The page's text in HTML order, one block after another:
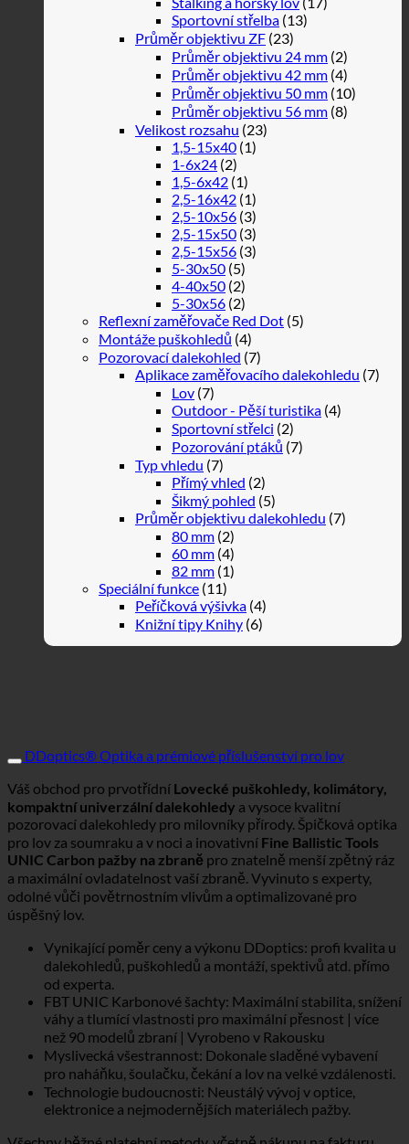
Sportovní střelba (13)
Průměr objektivu ZF (23)
Průměr objektivu 24 mm (2)
Průměr objektivu 42 mm (4)
Průměr objektivu 50 mm (10)
Průměr objektivu 56 mm (8)
Velikost rozsahu (23)
1,5-15x40 (1)
1-6x24 (2)
1,5-6x42 (1)
2,5-16x42 (1)
2,5-10x56 (3)
2,5-15x50 (3)
2,5-15x56 (3)
5-30x50 (5)
4-40x50 (2)
5-30x56 (2)
Reflexní zaměřovače Red Dot (5)
Montáže puškohledů (4)
Pozorovací dalekohled (7)
Aplikace zaměřovacího dalekohledu (7)
Lov (7)
Outdoor - Pěší turistika (4)
Sportovní střelci (2)
Pozorování ptáků (7)
Typ vhledu (7)
Přímý vhled (2)
Šikmý pohled (5)
Průměr objektivu dalekohledu (7)
80 mm (2)
60 mm (4)
82 mm (1)
Speciální funkce (11)
Peříčková výšivka (4)
Knižní tipy Knihy (6)
DDoptics® Optika a prémiové příslušenství pro lov
Váš obchod pro prvotřídní Lovecké puškohledy, kolimátory,
kompaktní univerzální dalekohledy a vysoce kvalitní
pozorovací dalekohledy pro milovníky přírody. Špičková optika
pro lov za soumraku a v noci a inovativní Fine Ballistic Tools
UNIC Carbon pažby na zbraně pro znatelně menší zpětný ráz
a maximální ovladatelnost vaší zbraně. Vyvinuto s experty,
odolné vůči povětrnostním vlivům a optimalizované pro
úspěšný lov.
Vynikající poměr ceny a výkonu DDoptics: profi kvalita u
dalekohledů, puškohledů a montáží, spektivů atd. přímo
od experta.
FBT UNIC Karbonové šachty: Maximální stabilita, snížení
váhy a tlumící vlastnosti pro maximální přesnost | více
než 90 modelů zbraní | Vyrobeno v Rakousku
Myslivecká všestrannost: Dokonale sladěné vybavení
pro naháňku, šoulačku, čekání a lov na velké vzdálenosti.
Technologie budoucnosti: Neustálý vývoj v optice,
elektronice a nejmodernějších materiálech pažby.